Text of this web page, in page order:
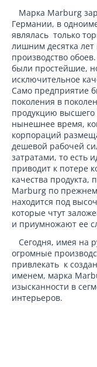
Марка Marburg
Германии, в
являлась только
лишним десятка
производство
были простейшие,
исключительное
Само предприятие
поколения в
продукцию высшего
нынешнее время,
корпораций
дешевой рабочей
затратами, то есть
приводит к потере
качества продукта,
Marburg по
находится под
которые чтут
и приумножают ее
Сегодня, имея на
огромные
привлекать к
именем, марка
изысканности в
интерьеров.